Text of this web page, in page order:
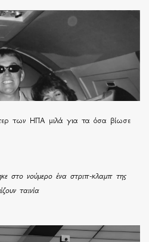
των ΗΠΑ μιλά για τα όσα βίωσε
στο νούμερο ένα στριπ-κλαμπ της
ταινία